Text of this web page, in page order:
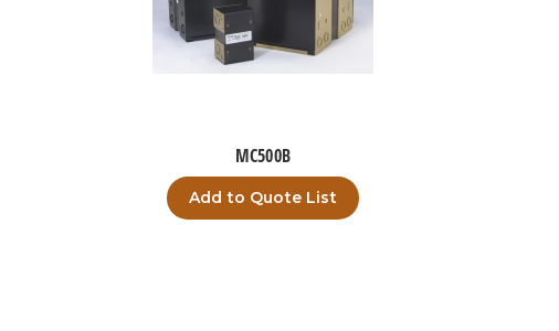
MC500B
Add to Quote List